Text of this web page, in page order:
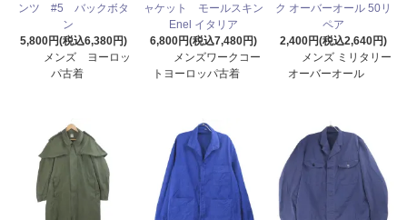
ンツ #5 バックボタ
ン
5,800円(税込6,380円)
メンズ ヨーロッ
パ古着
ャケット モールスキン
Enel イタリア
6,800円(税込7,480円)
メンズワークコー
トヨーロッパ古着
ク オーバーオール 50リ
ペア
2,400円(税込2,640円)
メンズ ミリタリー
オーバーオール